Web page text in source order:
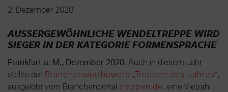
2. Dezember 2020
AUSSERGEWÖHNLICHE WENDELTREPPE WIRD S
IEGER IN DER KATEGORIE FORMENSPRACHE
Frankfurt a. M., Dezember 2020. Auch in diesem Jahr
stellte der Branchenwettbewerb „Treppen des Jahres“,
ausgelobt vom Branchenportal treppen.de, eine Vielzahl